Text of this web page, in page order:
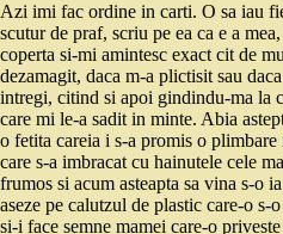
Azi imi fac ordine in carti. O sa iau
scutur de praf, scriu pe ea ca e a
coperta si-mi amintesc exact cit de
dezamagit, daca m-a plictisit sau
intregi, citind si apoi gindindu-ma la
care mi le-a sadit in minte. Abia
o fetita careia i s-a promis o
care s-a imbracat cu hainutele cele
frumos si acum asteapta sa vina s-o
aseze pe calutzul de plastic care-o
si-i face semne mamei care-o